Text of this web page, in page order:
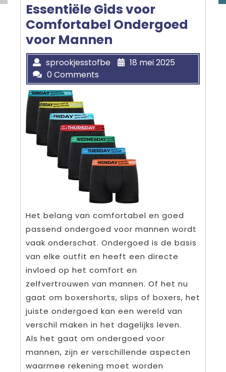
Essentiële Gids voor
Comfortabel Ondergoed
voor Mannen
sprookjesstofbe
18 mei 2025
0 Comments
Het belang van comfortabel en goed
passend ondergoed voor mannen wordt
vaak onderschat. Ondergoed is de basis
van elke outfit en heeft een directe
invloed op het comfort en
zelfvertrouwen van mannen. Of het nu
gaat om boxershorts, slips of boxers, het
juiste ondergoed kan een wereld van
verschil maken in het dagelijks leven.
Als het gaat om ondergoed voor
mannen, zijn er verschillende aspecten
waarmee rekening moet worden